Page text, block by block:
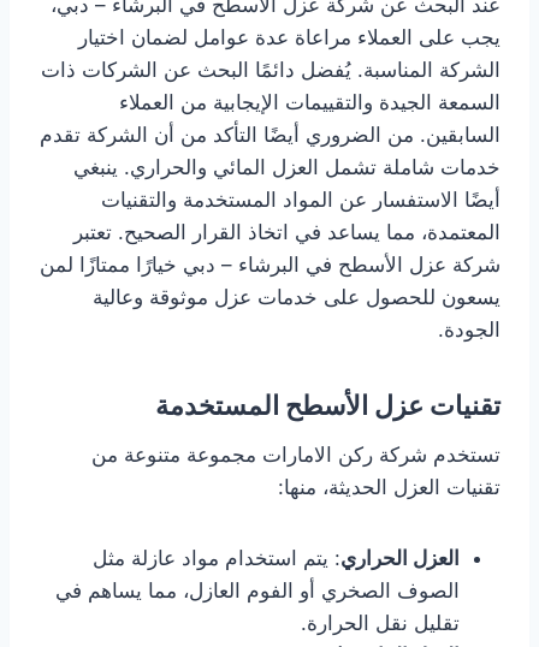
عند البحث عن شركة عزل الأسطح في البرشاء – دبي،
يجب على العملاء مراعاة عدة عوامل لضمان اختيار
الشركة المناسبة. يُفضل دائمًا البحث عن الشركات ذات
السمعة الجيدة والتقييمات الإيجابية من العملاء
السابقين. من الضروري أيضًا التأكد من أن الشركة تقدم
خدمات شاملة تشمل العزل المائي والحراري. ينبغي
أيضًا الاستفسار عن المواد المستخدمة والتقنيات
المعتمدة، مما يساعد في اتخاذ القرار الصحيح. تعتبر
شركة عزل الأسطح في البرشاء – دبي خيارًا ممتازًا لمن
يسعون للحصول على خدمات عزل موثوقة وعالية
الجودة.
تقنيات عزل الأسطح المستخدمة
تستخدم شركة ركن الامارات مجموعة متنوعة من
تقنيات العزل الحديثة، منها:
العزل الحراري: يتم استخدام مواد عازلة مثل
الصوف الصخري أو الفوم العازل، مما يساهم في
تقليل نقل الحرارة.